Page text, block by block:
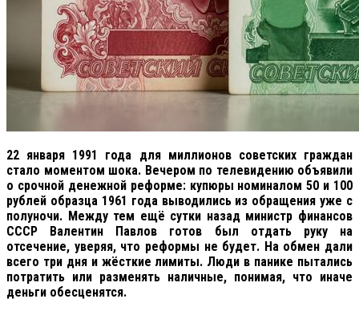
22 января 1991 года для миллионов советских граждан
стало моментом шока. Вечером по телевидению объявили
о срочной денежной реформе: купюры номиналом 50 и 100
рублей образца 1961 года выводились из обращения уже с
полуночи. Между тем ещё сутки назад министр финансов
СССР Валентин Павлов готов был отдать руку на
отсечение, уверяя, что реформы не будет. На обмен дали
всего три дня и жёсткие лимиты. Люди в панике пытались
потратить или разменять наличные, понимая, что иначе
деньги обесценятся.